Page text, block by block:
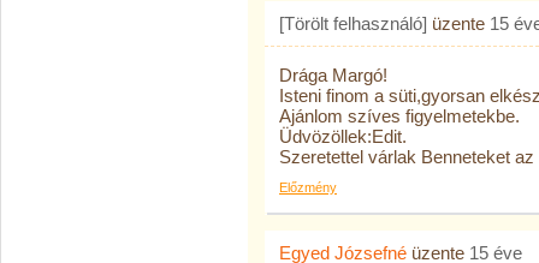
[Törölt felhasználó] üzente 15
Drága Margó!
Isteni finom a süti,gyorsan
Ajánlom szíves figyelmetekbe.
Üdvözöllek:Edit.
Szeretettel várlak Benneteket
Előzmény
Egyed Józsefné üzente 15 éve